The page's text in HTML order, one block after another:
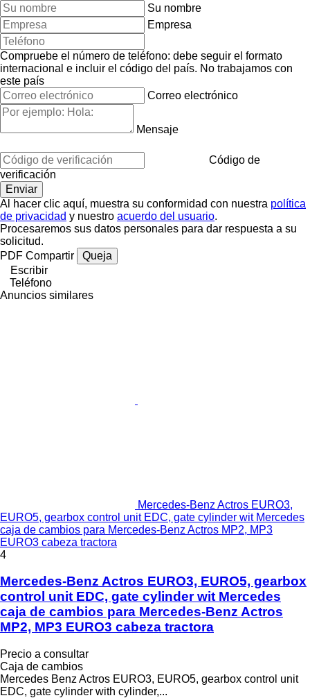
Su nombre
Empresa
Compruebe el número de teléfono: debe seguir el formato
internacional e incluir el código del país. No trabajamos con
este país
Correo electrónico
Mensaje
Código de
verificación
Al hacer clic aquí, muestra su conformidad con nuestra política
de privacidad y nuestro acuerdo del usuario.
Procesaremos sus datos personales para dar respuesta a su
solicitud.
PDF Compartir
Queja
Escribir
Teléfono
Anuncios similares
Mercedes-Benz Actros EURO3,
EURO5, gearbox control unit EDC, gate cylinder wit Mercedes
caja de cambios para Mercedes-Benz Actros MP2, MP3
EURO3 cabeza tractora
4
Mercedes-Benz Actros EURO3, EURO5, gearbox
control unit EDC, gate cylinder wit Mercedes
caja de cambios para Mercedes-Benz Actros
MP2, MP3 EURO3 cabeza tractora
Precio a consultar
Caja de cambios
Mercedes Benz Actros EURO3, EURO5, gearbox control unit
EDC, gate cylinder with cylinder,...